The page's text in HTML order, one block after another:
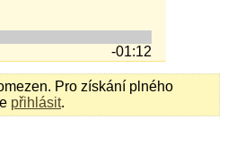
-01:12
Pro získání plného
přihlásit.